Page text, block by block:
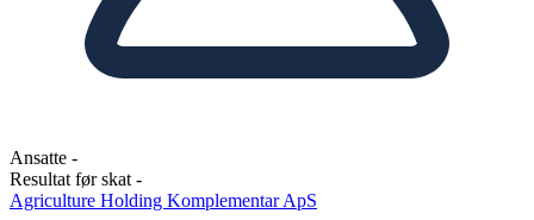
Ansatte -
Resultat før skat -
Agriculture Holding Komplementar ApS